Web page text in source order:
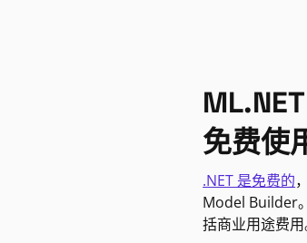
免费使
.NET 是免费的
Model Builder
括商业用途费